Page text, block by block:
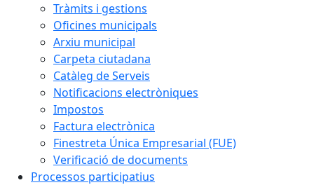
Tràmits i gestions
Oficines municipals
Arxiu municipal
Carpeta ciutadana
Catàleg de Serveis
Notificacions electròniques
Impostos
Factura electrònica
Finestreta Única Empresarial (FUE)
Verificació de documents
Processos participatius